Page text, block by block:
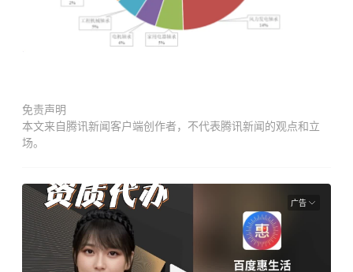
免责声明
本文来自腾讯新闻客户端创作者，不代表腾讯新闻的观点和立
场。
广告